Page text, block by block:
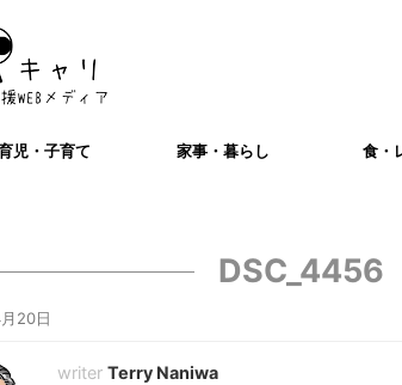
児・子育て 家事・暮らし 食・
DSC_4456
20日
Terry Naniwa